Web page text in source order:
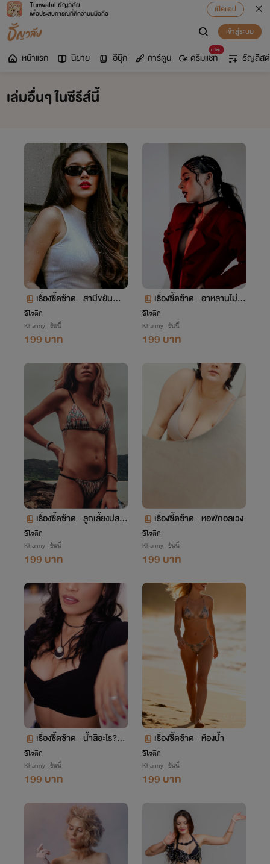
Tunwalai ธัญวลัย
เพื่อประสบการณ์ที่ดีกว่าบนมือถือ
เปิดแอป
เข้าสู่ระบบ
หน้าแรก นิยาย อีบุ๊ก การ์ตูน
มาใหม่
ดรีมแชท ธัญลิสต์
เล่มอื่นๆ ในซีรีส์นี้
เรื่องซี้ดซ้าด - สามีขยัน...
อีโรติก
Khanny_ ขันนี่
199 บาท
เรื่องซี้ดซ้าด - อาหลานไม่แ
ท้
อีโรติก
Khanny_ ขันนี่
199 บาท
เรื่องซี้ดซ้าด - ลูกเลี้ยงปลา
ดาว
อีโรติก
Khanny_ ขันนี่
199 บาท
เรื่องซี้ดซ้าด - หอพักอลเวง
อีโรติก
Khanny_ ขันนี่
199 บาท
เรื่องซี้ดซ้าด - น้ำสีอะไร?
(Y)
อีโรติก
Khanny_ ขันนี่
199 บาท
เรื่องซี้ดซ้าด - ห้องน้ำ
อีโรติก
Khanny_ ขันนี่
199 บาท